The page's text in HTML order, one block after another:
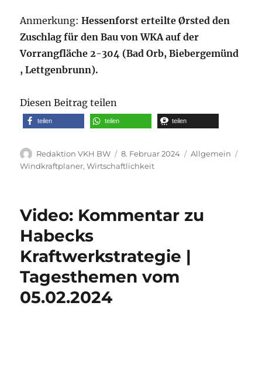
Anmerkung:Hessenforst erteilte Ørsted den
Zuschlag für den Bau von WKA auf der
Vorrangfläche 2-304 (Bad Orb, Biebergemünd
, Lettgenbrunn).
Diesen Beitrag teilen
teilen teilen teilen
Autor
Redaktion VKH BW
Veröffentlicht
am
8. Februar 2024 Kategorien
Allgemein
Windkraftplaner,Wirtschaftlichkeit
Video: Kommentar zu
Habecks
Kraftwerkstrategie |
Tagesthemen vom
05.02.2024